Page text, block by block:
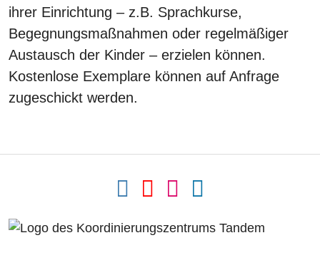
ihrer Einrichtung – z.B. Sprachkurse,
Begegnungsmaßnahmen oder regelmäßiger
Austausch der Kinder – erzielen können.
Kostenlose Exemplare können auf Anfrage
zugeschickt werden.